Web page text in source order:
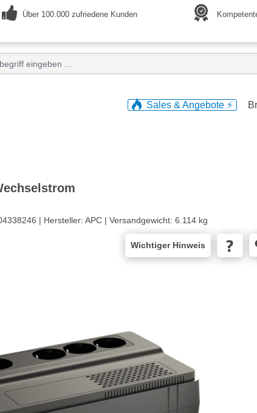
Über 100.000 zufriedene Kunden
Sales & Angebote ⚡️
| Hersteller: APC | Versandgewicht: 6.114 kg
Wichtiger Hinweis